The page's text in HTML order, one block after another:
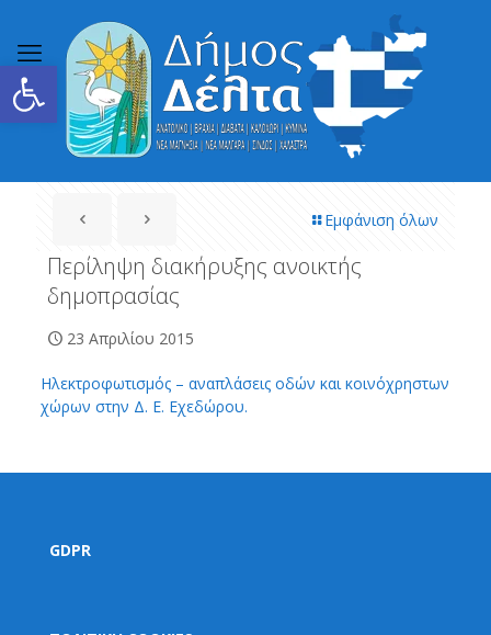
Ανοίξτε τη γραμμή εργαλείων
Εμφάνιση όλων
Περίληψη διακήρυξης ανοικτής
δημοπρασίας
23 Απριλίου 2015
Ηλεκτροφωτισμός – αναπλάσεις οδών και κοινόχρηστων
χώρων στην Δ. Ε. Εχεδώρου.
GDPR